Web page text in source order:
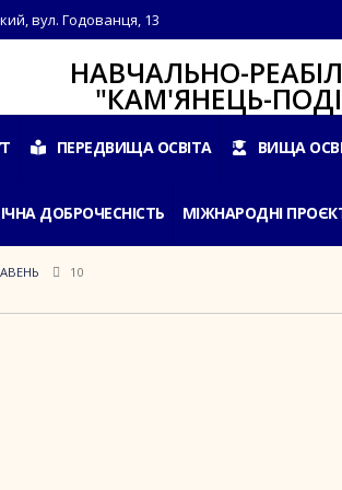
вул. Годованця, 13
ПЕРЕДВИЩА ОСВІТА ВИЩА
ДОБРОЧЕСНІСТЬ МІЖНАРОДНІ
10